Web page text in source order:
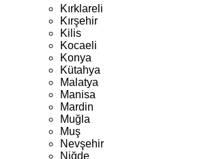
Kırklareli
Kırşehir
Kilis
Kocaeli
Konya
Kütahya
Malatya
Manisa
Mardin
Muğla
Muş
Nevşehir
Niğde